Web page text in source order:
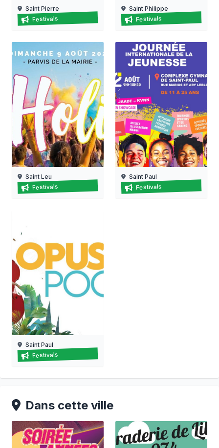
Festi' saint-pierre
07/08/2026 au
Saint Pierre
Festivals Fête du vacoa à saint-
08/08/2026 au
Saint Philippe
Festivals
Leu holi à saint-leu
09/08/2026
Saint Leu
Festivals Journée internationale de
12/08/2026
Saint Paul
Festivals
Festival opus pocus
15/08/2026 au
Saint Paul
Festivals
Dans cette ville